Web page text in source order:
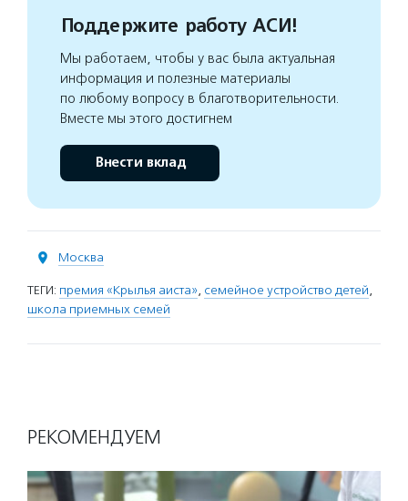
Поддержите работу АСИ!
Мы работаем, чтобы у вас была актуальная
информация и полезные материалы
по любому вопросу в благотворительности.
Вместе мы этого достигнем
Внести вклад
Москва
ТЕГИ: премия «Крылья аиста», семейное устройство детей,
школа приемных семей
РЕКОМЕНДУЕМ